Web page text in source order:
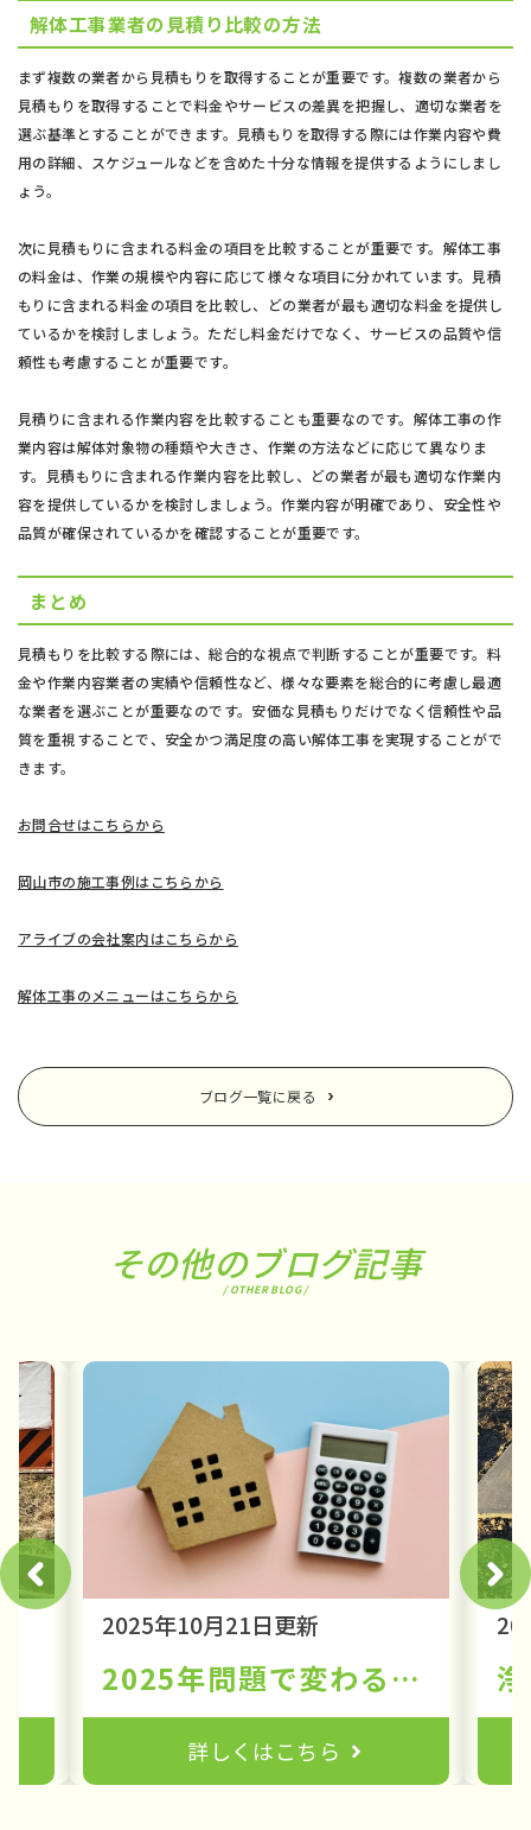
解体工事業者の見積り比較の方法
まず複数の業者から見積もりを取得することが重要です。複数の業者から
見積もりを取得することで料金やサービスの差異を把握し、適切な業者を
選ぶ基準とすることができます。見積もりを取得する際には作業内容や費
用の詳細、スケジュールなどを含めた十分な情報を提供するようにしまし
ょう。
次に見積もりに含まれる料金の項目を比較することが重要です。解体工事
の料金は、作業の規模や内容に応じて様々な項目に分かれています。見積
もりに含まれる料金の項目を比較し、どの業者が最も適切な料金を提供し
ているかを検討しましょう。ただし料金だけでなく、サービスの品質や信
頼性も考慮することが重要です。
見積りに含まれる作業内容を比較することも重要なのです。解体工事の作
業内容は解体対象物の種類や大きさ、作業の方法などに応じて異なりま
す。見積もりに含まれる作業内容を比較し、どの業者が最も適切な作業内
容を提供しているかを検討しましょう。作業内容が明確であり、安全性や
品質が確保されているかを確認することが重要です。
まとめ
見積もりを比較する際には、総合的な視点で判断することが重要です。料
金や作業内容業者の実績や信頼性など、様々な要素を総合的に考慮し最適
な業者を選ぶことが重要なのです。安価な見積もりだけでなく信頼性や品
質を重視することで、安全かつ満足度の高い解体工事を実現することがで
きます。
お問合せはこちらから
岡山市の施工事例はこちらから
アライブの会社案内はこちらから
解体工事のメニューはこちらから
ブログ一覧に戻る
その他のブログ記事
/ OTHER BLOG /
2025年10月21日更新
2025年問題で変わる「賃貸経営 リスク」！人口減少時代を生き抜くための戦略
詳しくはこちら